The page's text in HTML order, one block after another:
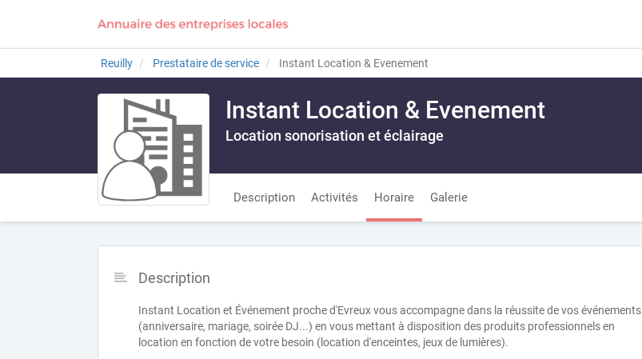
Reuilly Prestataire de service Instant Location & Evenement
Instant Location & Evenement
Location sonorisation et éclairage
Description Activités Horaire Galerie
Description
Instant Location et Événement proche d'Evreux vous accompagne dans la réussite de vos événements
(anniversaire, mariage, soirée DJ...) en vous mettant à disposition des produits professionnels en
location en fonction de votre besoin (location d'enceintes, jeux de lumières).